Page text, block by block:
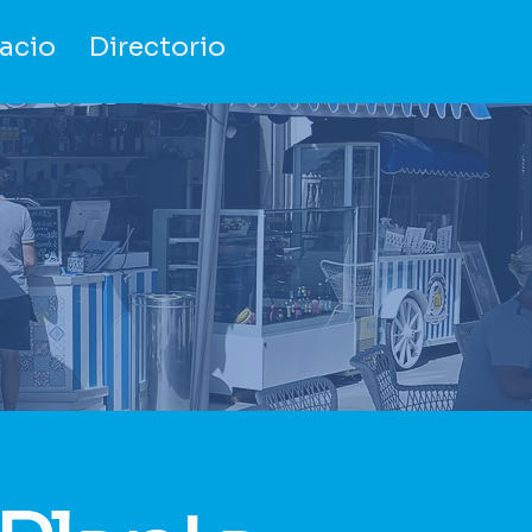
Directorio